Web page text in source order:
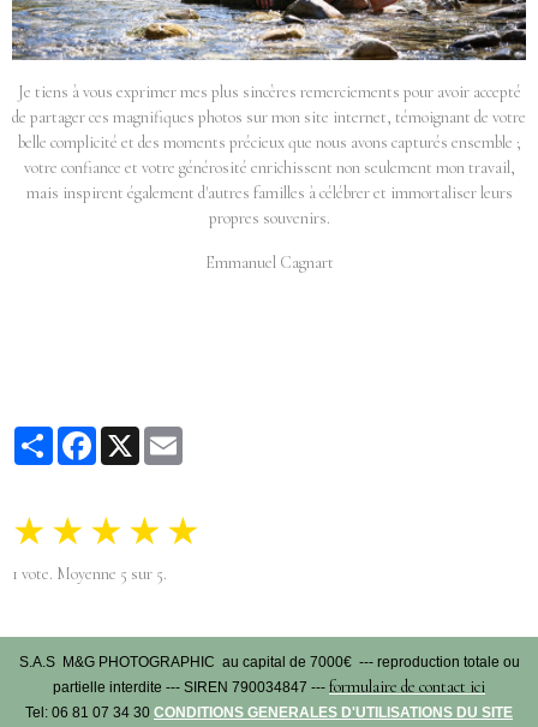
Je tiens à vous exprimer mes plus sincères remerciements pour avoir accepté
de partager ces magnifiques photos sur mon site internet, témoignant de votre
belle complicité et des moments précieux que nous avons capturés ensemble ;
votre confiance et votre générosité enrichissent non seulement mon travail,
mais inspirent également d'autres familles à célébrer et immortaliser leurs
propres souvenirs.
Emmanuel Cagnart
PartagerFacebook
X
★★★★★
1 vote. Moyenne 5 sur 5.
S.A.S M&G PHOTOGRAPHIC au capital de 7000€ --- reproduction totale ou
partielle interdite --- SIREN 790034847 --- formulaire de contact ici
Tel: 06 81 07 34 30 CONDITIONS GENERALES D'UTILISATIONS DU SITE